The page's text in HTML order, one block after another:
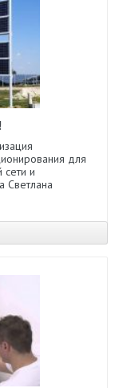
для
и
Светлана